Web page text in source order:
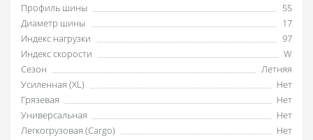
Профиль шины
55
Диаметр шины
17
Индекс нагрузки
97
Индекс скорости
W
Сезон
Летняя
Усиленная (XL)
Нет
Грязевая
Нет
Универсальная
Нет
Легкогрузовая (Cargo)
Нет